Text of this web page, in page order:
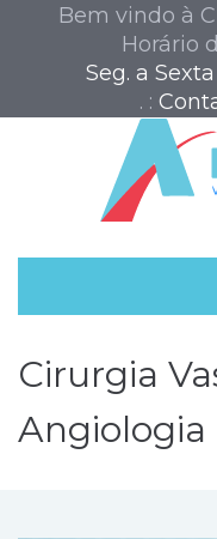
Bem vindo à
Horário
Seg. a
. :
Cirurgia
Angiologia